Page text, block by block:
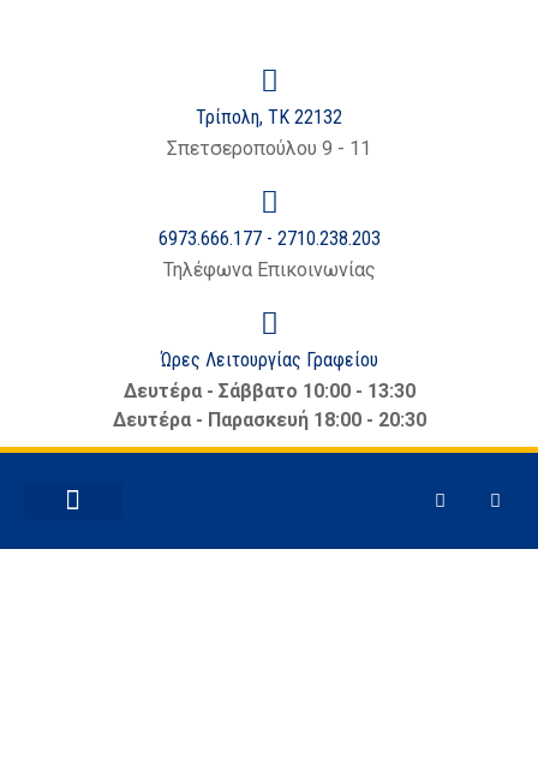
Τρίπολη, ΤΚ 22132
Σπετσεροπούλου 9 - 11
6973.666.177 - 2710.238.203
Τηλέφωνα Επικοινωνίας
Ώρες Λειτουργίας Γραφείου
Δευτέρα - Σάββατο 10:00 - 13:30
Δευτέρα - Παρασκευή 18:00 - 20:30